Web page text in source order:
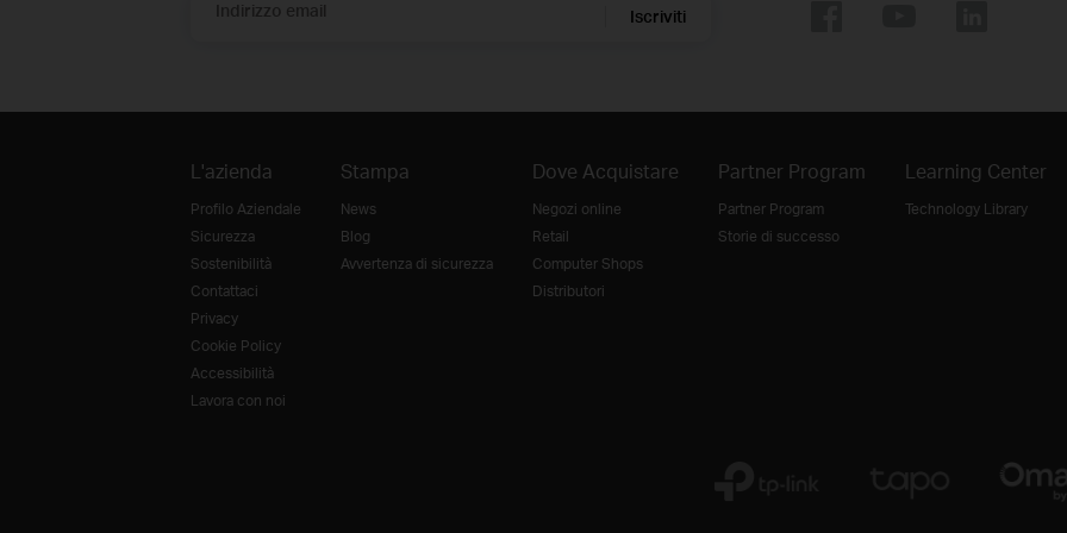
Indirizzo email Iscriviti
L'azienda
Profilo Aziendale
Sicurezza
Sostenibilità
Contattaci
Privacy
Cookie Policy
Accessibilità
Lavora con noi
Stampa
News
Blog
Avvertenza di sicurezza
Dove Acquistare
Negozi online
Retail
Computer Shops
Distributori
Partner Program
Partner Program
Storie di successo
Learning Center
Technology Library